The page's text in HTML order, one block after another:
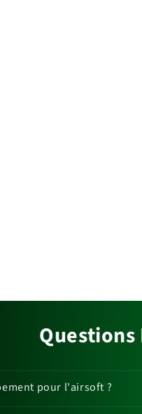
Questions
pour l'airsoft ?